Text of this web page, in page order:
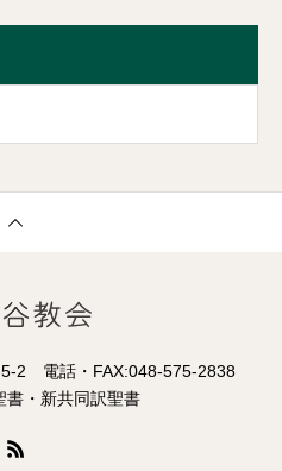
2 電話・FAX:048-575-2838
書・新共同訳聖書